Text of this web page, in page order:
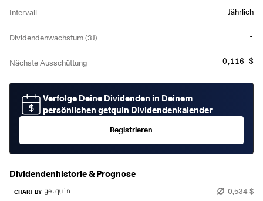
Intervall Jährlich
Dividendenwachstum (3J) -
Nächste Ausschüttung 0,116 $
Verfolge Deine Dividenden in Deinem
persönlichen getquin Dividendenkalender
Registrieren
Dividendenhistorie & Prognose
0,534 $
CHART BY